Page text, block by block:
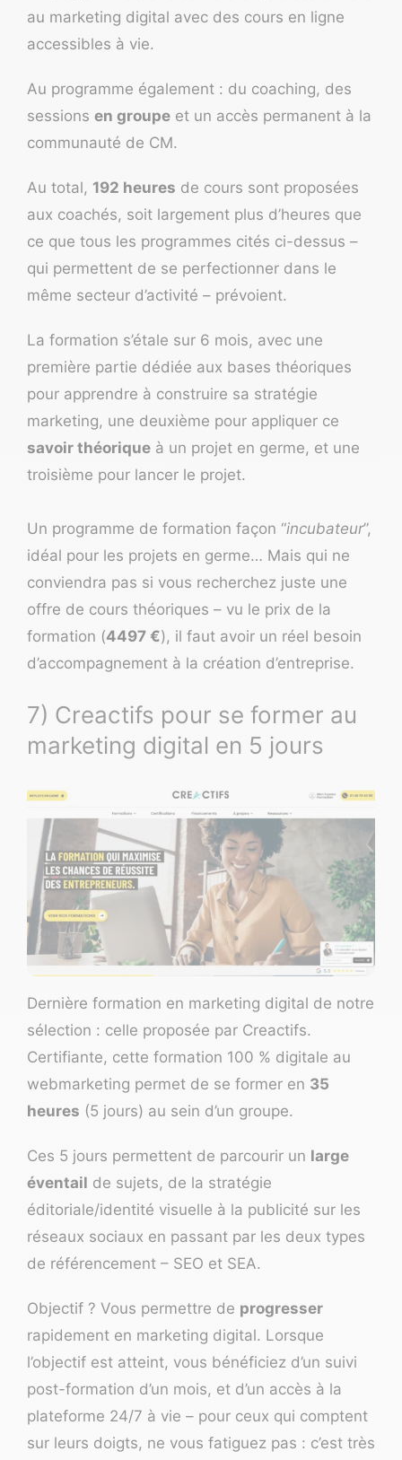
au marketing digital avec des cours en ligne
accessibles à vie.
Au programme également : du coaching, des
sessions en groupe et un accès permanent à la
communauté de CM.
Au total, 192 heures de cours sont proposées
aux coachés, soit largement plus d’heures que
ce que tous les programmes cités ci-dessus –
qui permettent de se perfectionner dans le
même secteur d’activité – prévoient.
La formation s’étale sur 6 mois, avec une
première partie dédiée aux bases théoriques
pour apprendre à construire sa stratégie
marketing, une deuxième pour appliquer ce
savoir théorique à un projet en germe, et une
troisième pour lancer le projet.
Un programme de formation façon “incubateur”,
idéal pour les projets en germe… Mais qui ne
conviendra pas si vous recherchez juste une
offre de cours théoriques – vu le prix de la
formation (4497 €), il faut avoir un réel besoin
d’accompagnement à la création d’entreprise.
7) Creactifs pour se former au
marketing digital en 5 jours
Dernière formation en marketing digital de notre
sélection : celle proposée par Creactifs.
Certifiante, cette formation 100 % digitale au
webmarketing permet de se former en 35
heures (5 jours) au sein d’un groupe.
Ces 5 jours permettent de parcourir un large
éventail de sujets, de la stratégie
éditoriale/identité visuelle à la publicité sur les
réseaux sociaux en passant par les deux types
de référencement – SEO et SEA.
Objectif ? Vous permettre de progresser
rapidement en marketing digital. Lorsque
l’objectif est atteint, vous bénéficiez d’un suivi
post-formation d’un mois, et d’un accès à la
plateforme 24/7 à vie – pour ceux qui comptent
sur leurs doigts, ne vous fatiguez pas : c’est très